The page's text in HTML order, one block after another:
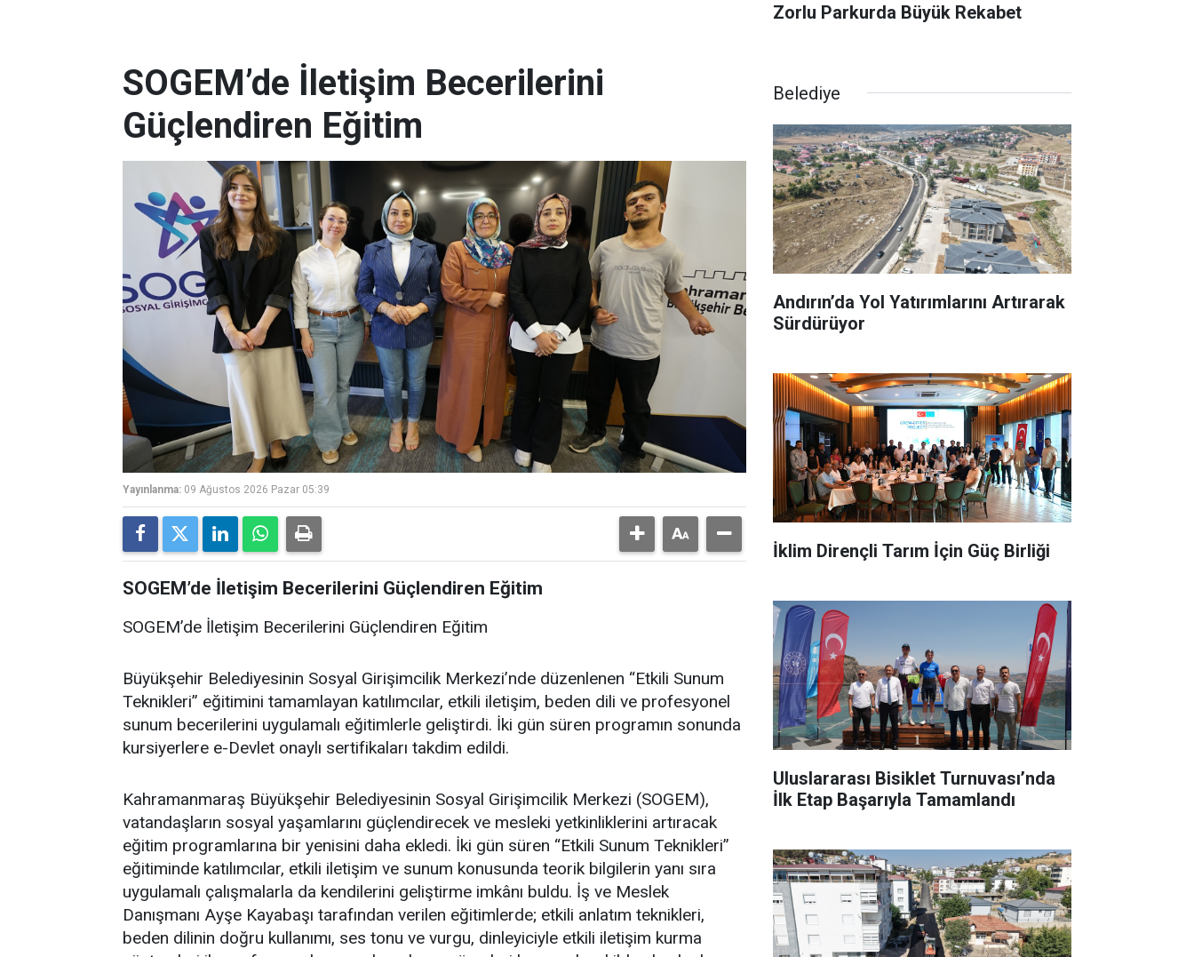
Zorlu Parkurda Büyük Rekabet
SOGEM’de İletişim Becerilerini
Güçlendiren Eğitim
Yayınlanma: 09 Ağustos 2026 Pazar 05:39
SOGEM’de İletişim Becerilerini Güçlendiren Eğitim
SOGEM’de İletişim Becerilerini Güçlendiren Eğitim
Büyükşehir Belediyesinin Sosyal Girişimcilik Merkezi’nde düzenlenen “Etkili Sunum
Teknikleri” eğitimini tamamlayan katılımcılar, etkili iletişim, beden dili ve profesyonel
sunum becerilerini uygulamalı eğitimlerle geliştirdi. İki gün süren programın sonunda
kursiyerlere e-Devlet onaylı sertifikaları takdim edildi.
Kahramanmaraş Büyükşehir Belediyesinin Sosyal Girişimcilik Merkezi (SOGEM),
vatandaşların sosyal yaşamlarını güçlendirecek ve mesleki yetkinliklerini artıracak
eğitim programlarına bir yenisini daha ekledi. İki gün süren “Etkili Sunum Teknikleri”
eğitiminde katılımcılar, etkili iletişim ve sunum konusunda teorik bilgilerin yanı sıra
uygulamalı çalışmalarla da kendilerini geliştirme imkânı buldu. İş ve Meslek
Danışmanı Ayşe Kayabaşı tarafından verilen eğitimlerde; etkili anlatım teknikleri,
beden dilinin doğru kullanımı, ses tonu ve vurgu, dinleyiciyle etkili iletişim kurma
Belediye
Andırın’da Yol Yatırımlarını Artırarak
Sürdürüyor
İklim Dirençli Tarım İçin Güç Birliği
Uluslararası Bisiklet Turnuvası’nda
İlk Etap Başarıyla Tamamlandı